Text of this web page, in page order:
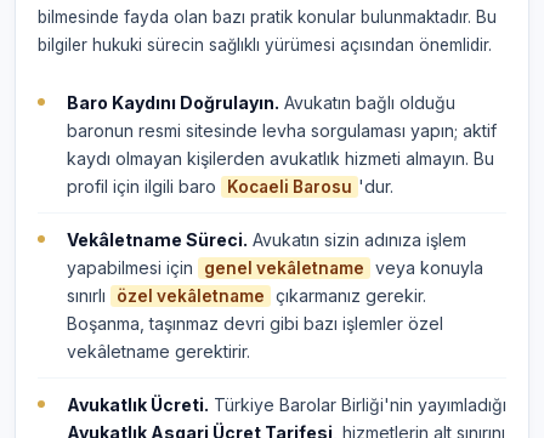
bilmesinde fayda olan bazı pratik konular bulunmaktadır. Bu
bilgiler hukuki sürecin sağlıklı yürümesi açısından önemlidir.
Baro Kaydını Doğrulayın. Avukatın bağlı olduğu
baronun resmi sitesinde levha sorgulaması yapın; aktif
kaydı olmayan kişilerden avukatlık hizmeti almayın. Bu
profil için ilgili baro
Kocaeli Barosu 'dur.
Vekâletname Süreci. Avukatın sizin adınıza işlem
yapabilmesi için
genel vekâletname
veya konuyla
sınırlı
özel vekâletname
çıkarmanız gerekir.
Boşanma, taşınmaz devri gibi bazı işlemler özel
vekâletname gerektirir.
Avukatlık Ücreti. Türkiye Barolar Birliği'nin yayımladığı
Avukatlık Asgari Ücret Tarifesi , hizmetlerin alt sınırını